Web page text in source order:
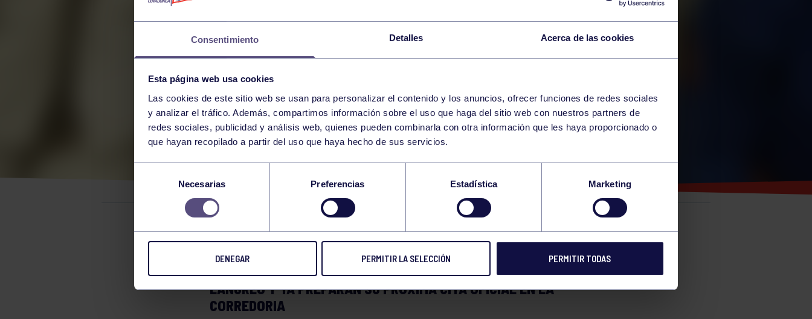
Consentimiento Detalles Acerca de las cookies
Esta página web usa cookies
Las cookies de este sitio web se usan para personalizar el contenido y los anuncios, ofrecer funciones de redes sociales
y analizar el tráfico. Además, compartimos información sobre el uso que haga del sitio web con nuestros partners de
redes sociales, publicidad y análisis web, quienes pueden combinarla con otra información que les haya proporcionado o
que hayan recopilado a partir del uso que haya hecho de sus servicios.
consentimiento
Necesarias Preferencias Estadística Marketing
DENEGAR PERMITIR LA SELECCIÓN PERMITIR TODAS
TORNEO SAKURA
Judo 16 FEB 2026 Comparte
LOS JUDOCAS GRUPISTAS BRILLARON EN EL TORNEO SAKURA DE
LANGREO Y YA PREPARAN SU PRÓXIMA CITA OFICIAL EN LA
CORREDORIA